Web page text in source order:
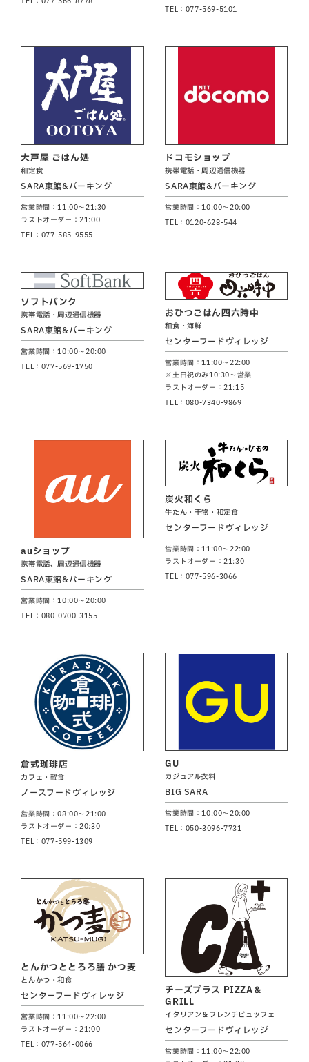
TEL：077-569-5101
大戸屋 ごはん処
和定食
SARA東館&パーキング
営業時間：11:00～21:30
ラストオーダー：21:00
TEL：077-585-9555
ドコモショップ
携帯電話・周辺通信機器
SARA東館&パーキング
営業時間：10:00～20:00
TEL：0120-628-544
ソフトバンク
携帯電話・周辺通信機器
SARA東館&パーキング
営業時間：10:00～20:00
TEL：077-569-1750
おひつごはん四六時中
和食・海鮮
センターフードヴィレッジ
営業時間：11:00～22:00
※土日祝のみ10:30～営業
ラストオーダー：21:15
TEL：080-7340-9869
auショップ
携帯電話、周辺通信機器
SARA東館&パーキング
営業時間：10:00～20:00
TEL：080-0700-3155
炭火和くら
牛たん・干物・和定食
センターフードヴィレッジ
営業時間：11:00～22:00
ラストオーダー：21:30
TEL：077-596-3066
倉式珈琲店
カフェ・軽食
ノースフードヴィレッジ
営業時間：08:00～21:00
ラストオーダー：20:30
TEL：077-599-1309
GU
カジュアル衣料
BIG SARA
営業時間：10:00～20:00
TEL：050-3096-7731
とんかつととろろ膳 かつ麦
とんかつ・和食
センターフードヴィレッジ
営業時間：11:00～22:00
ラストオーダー：21:00
TEL：077-564-0066
チーズプラス PIZZA＆
GRILL
イタリアン＆フレンチビュッフェ
センターフードヴィレッジ
営業時間：11:00～22:00